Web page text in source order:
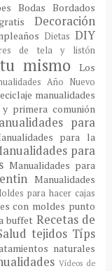
BodasBordados
Decoración
DietasDIY
de tela y listón
mismoLos
Año Nuevo
manualidades
primera comunión
para
para la
para
Manualidades para
Manualidades
para hacer cajas
con moldes punto
buffet Recetas de
tejidos Típs
naturales
Vídeos de